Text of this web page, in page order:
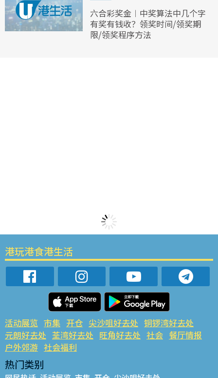
六合彩奖金︱中奖算法中几个字
有奖有钱收？领奖时间/领奖期
限/领奖程序方法
港玩港食港生活
活动展览 市集 开仓 尖沙咀好去处 铜锣湾好去处
元朗好去处 荃湾好去处 旺角好去处 社会 餐厅情报
户外郊游 社会福利
热门类别